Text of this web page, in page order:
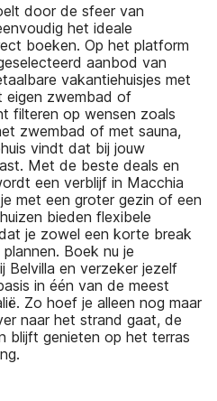
door de sfeer van
het ideale
boeken. Op het platform
aanbod van
vakantiehuisjes met
eigen zwembad of
filteren op wensen zoals
zwembad of met sauna,
vindt dat bij jouw
Met de beste deals en
een verblijf in Macchia
met een groter gezin of een
bieden flexibele
je zowel een korte break
Boek nu je
Belvilla en verzeker jezelf
in één van de meest
Zo hoef je alleen nog maar
naar het strand gaat, de
blijft genieten op het terras